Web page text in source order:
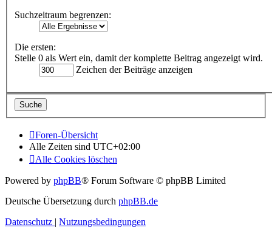
Suchzeitraum begrenzen:
Die ersten:
Stelle 0 als Wert ein, damit der komplette Beitrag angezeigt wird.
Zeichen der Beiträge anzeigen
Foren-Übersicht
Alle Zeiten sind UTC+02:00
Alle Cookies löschen
Powered by phpBB® Forum Software © phpBB Limited
Deutsche Übersetzung durch phpBB.de
Datenschutz | Nutzungsbedingungen